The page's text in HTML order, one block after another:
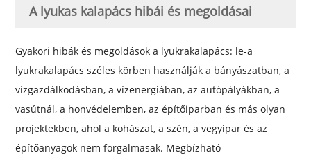
A lyukas kalapács hibái és megoldásai
Gyakori hibák és megoldások a lyukrakalapács: le-a
lyukrakalapács széles körben használják a bányászatban, a
vízgazdálkodásban, a vízenergiában, az autópályákban, a
vasútnál, a honvédelemben, az építőiparban és más olyan
projektekben, ahol a kohászat, a szén, a vegyipar és az
építőanyagok nem forgalmasak. Megbízható